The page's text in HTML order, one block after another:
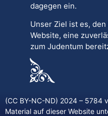
dagegen ein.
Unser Ziel ist es,
Website, eine
zum Judentum
(CC BY-NC-ND) 2024 – 5784
Material auf dieser Website